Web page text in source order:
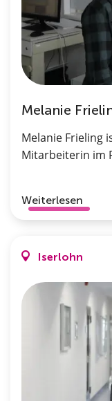
Melanie
Melanie Frieling
Mitarbeiterin im
Weiterlesen
Iserlohn